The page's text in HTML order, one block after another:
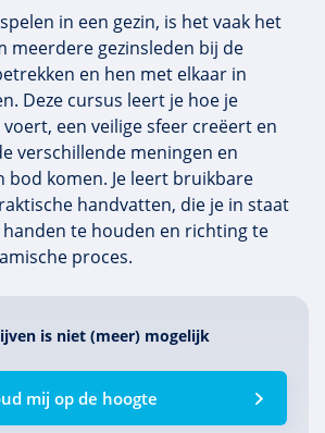
in een gezin, is het vaak het
meerdere gezinsleden bij de
en hen met elkaar in
Deze cursus leert je hoe je
een veilige sfeer creëert en
verschillende meningen en
bod komen. Je leert bruikbare
handvatten, die je in staat
te houden en richting te
proces.
is niet (meer) mogelijk
mij op de hoogte